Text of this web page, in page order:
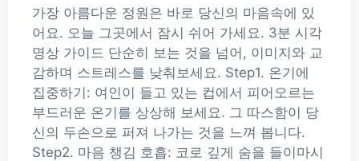
가장 아름다운 정원은 바로 당신의 마음속에 있
어요. 오늘 그곳에서 잠시 쉬어 가세요. 3분 시각
명상 가이드 단순히 보는 것을 넘어, 이미지와 교
감하며 스트레스를 낮춰보세요. Step1. 온기에
집중하기: 여인이 들고 있는 컵에서 피어오르는
부드러운 온기를 상상해 보세요. 그 따스함이 당
신의 두손으로 퍼져 나가는 것을 느껴 봅니다.
Step2. 마음 챙김 호흡: 코로 깊게 숨을 들이마시